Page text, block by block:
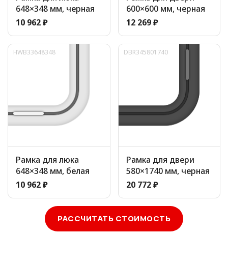
648×348 мм, черная
10 962 ₽
600×600 мм, черная
12 269 ₽
HWB33648348
Рамка для люка
648×348 мм, белая
10 962 ₽
DBR345801740
Рамка для двери
580×1740 мм, черная
20 772 ₽
РАССЧИТАТЬ СТОИМОСТЬ